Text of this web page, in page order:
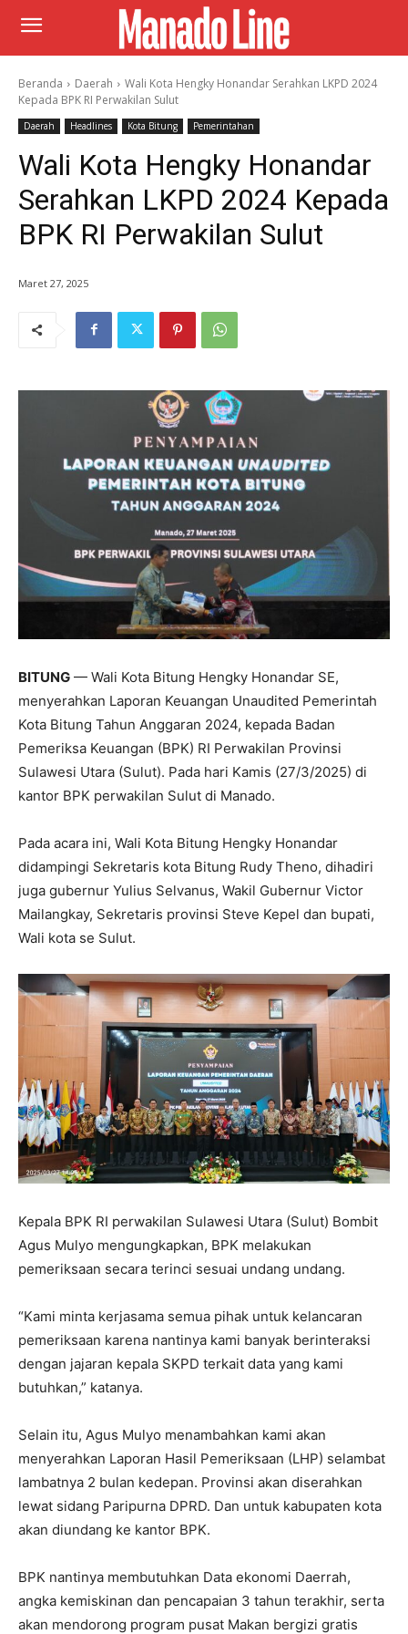
Beranda Daerah
Wali Kota Hengky Honandar Serahkan LKPD 2024
Kepada BPK RI Perwakilan Sulut
Daerah Headlines Kota Bitung Pemerintahan
Wali Kota Hengky Honandar
Serahkan LKPD 2024 Kepada
BPK RI Perwakilan Sulut
Maret 27, 2025
BITUNG — Wali Kota Bitung Hengky Honandar SE,
menyerahkan Laporan Keuangan Unaudited Pemerintah
Kota Bitung Tahun Anggaran 2024, kepada Badan
Pemeriksa Keuangan (BPK) RI Perwakilan Provinsi
Sulawesi Utara (Sulut). Pada hari Kamis (27/3/2025) di
kantor BPK perwakilan Sulut di Manado.
Pada acara ini, Wali Kota Bitung Hengky Honandar
didampingi Sekretaris kota Bitung Rudy Theno, dihadiri
juga gubernur Yulius Selvanus, Wakil Gubernur Victor
Mailangkay, Sekretaris provinsi Steve Kepel dan bupati,
Wali kota se Sulut.
Kepala BPK RI perwakilan Sulawesi Utara (Sulut) Bombit
Agus Mulyo mengungkapkan, BPK melakukan
pemeriksaan secara terinci sesuai undang undang.
“Kami minta kerjasama semua pihak untuk kelancaran
pemeriksaan karena nantinya kami banyak berinteraksi
dengan jajaran kepala SKPD terkait data yang kami
butuhkan,” katanya.
Selain itu, Agus Mulyo menambahkan kami akan
menyerahkan Laporan Hasil Pemeriksaan (LHP) selambat
lambatnya 2 bulan kedepan. Provinsi akan diserahkan
lewat sidang Paripurna DPRD. Dan untuk kabupaten kota
akan diundang ke kantor BPK.
BPK nantinya membutuhkan Data ekonomi Daerrah,
angka kemiskinan dan pencapaian 3 tahun terakhir, serta
akan mendorong program pusat Makan bergizi gratis